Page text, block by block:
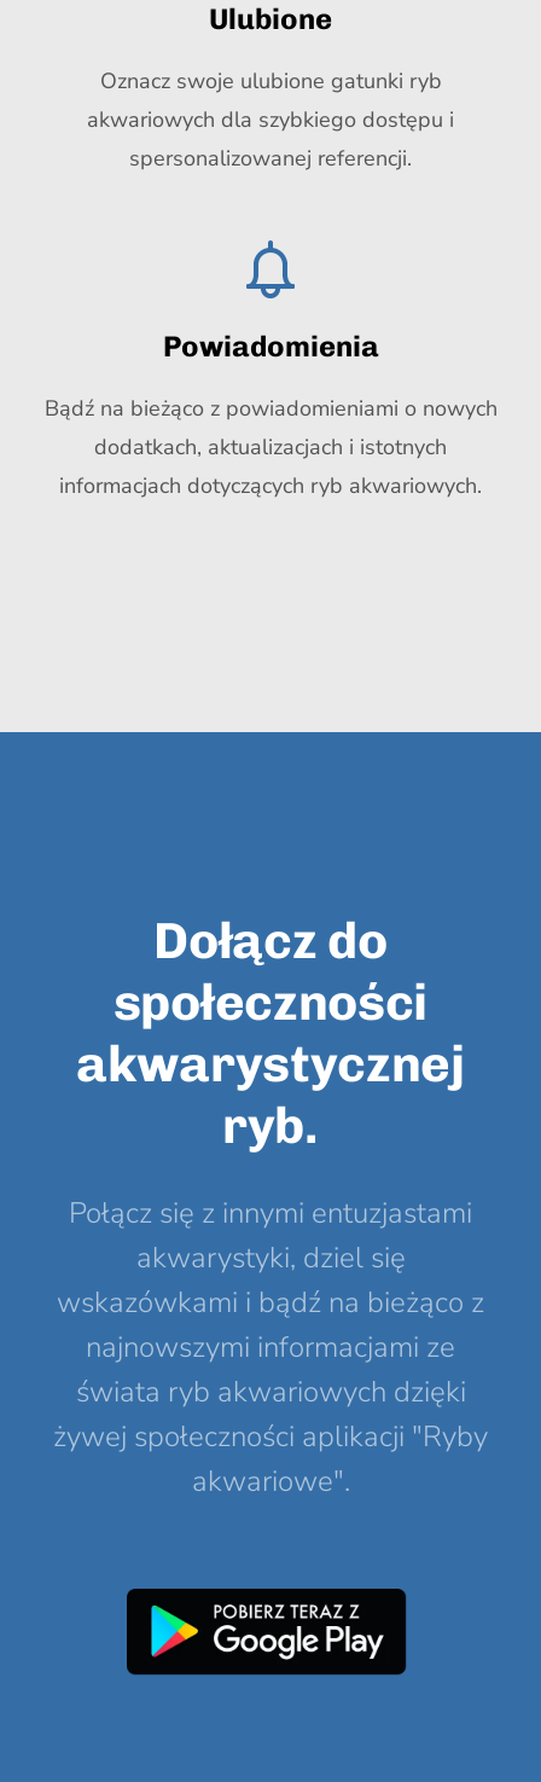
Ulubione
Oznacz swoje ulubione gatunki ryb
akwariowych dla szybkiego dostępu i
spersonalizowanej referencji.
Powiadomienia
Bądź na bieżąco z powiadomieniami o nowych
dodatkach, aktualizacjach i istotnych
informacjach dotyczących ryb akwariowych.
Dołącz do
społeczności
akwarystycznej
ryb.
Połącz się z innymi entuzjastami
akwarystyki, dziel się
wskazówkami i bądź na bieżąco z
najnowszymi informacjami ze
świata ryb akwariowych dzięki
żywej społeczności aplikacji "Ryby
akwariowe".